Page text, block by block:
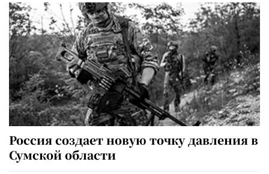
Россия создает новую точку давления в
Сумской области